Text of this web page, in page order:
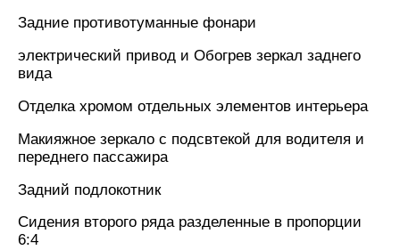
Задние противотуманные фонари
электрический привод и Обогрев зеркал заднего
вида
Отделка хромом отдельных элементов интерьера
Макияжное зеркало с подсвтекой для водителя и
переднего пассажира
Задний подлокотник
Сидения второго ряда разделенные в пропорции
6:4